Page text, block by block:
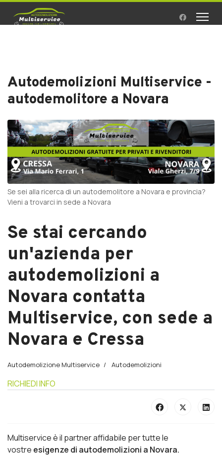
Autodemolizioni Multiservice -
autodemolitore a Novara
Se sei alla ricerca di un autodemolitore a Novara e provincia?
Vieni a trovarci in sede a Novara
Se stai cercando
un'azienda per
autodemolizioni a
Novara contatta
Multiservice, con sede a
Novara e Cressa
Autodemolizione Multiservice Autodemolizioni
RICHIEDI INFO
Multiservice è il partner affidabile per tutte le
vostre esigenze di autodemolizioni a Novara.